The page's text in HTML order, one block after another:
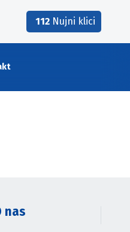
112 Nujni klici
nas